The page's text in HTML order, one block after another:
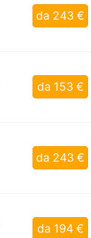
da 243 €
da 153 €
da 243 €
da 194 €